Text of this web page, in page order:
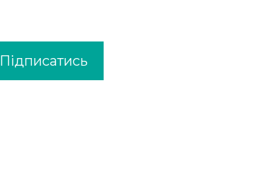
Підписатись